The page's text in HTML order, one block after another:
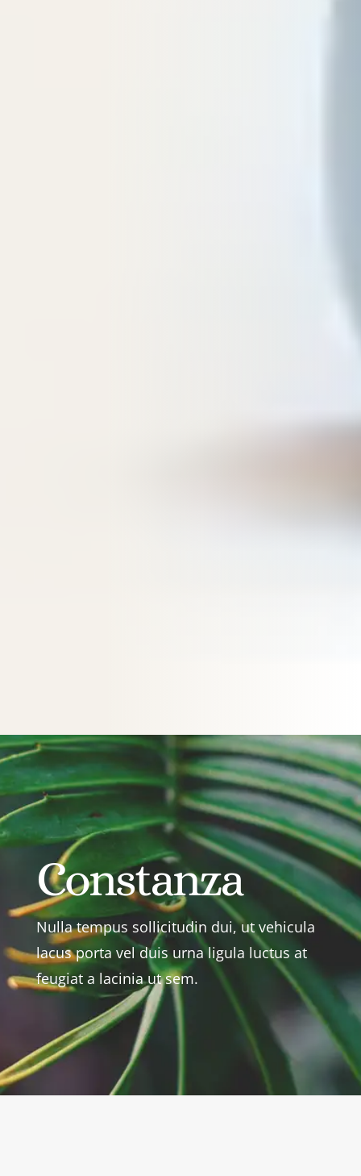
Constanza
Nulla tempus sollicitudin dui, ut vehicula
lacus porta vel duis urna ligula luctus at
feugiat a lacinia ut sem.